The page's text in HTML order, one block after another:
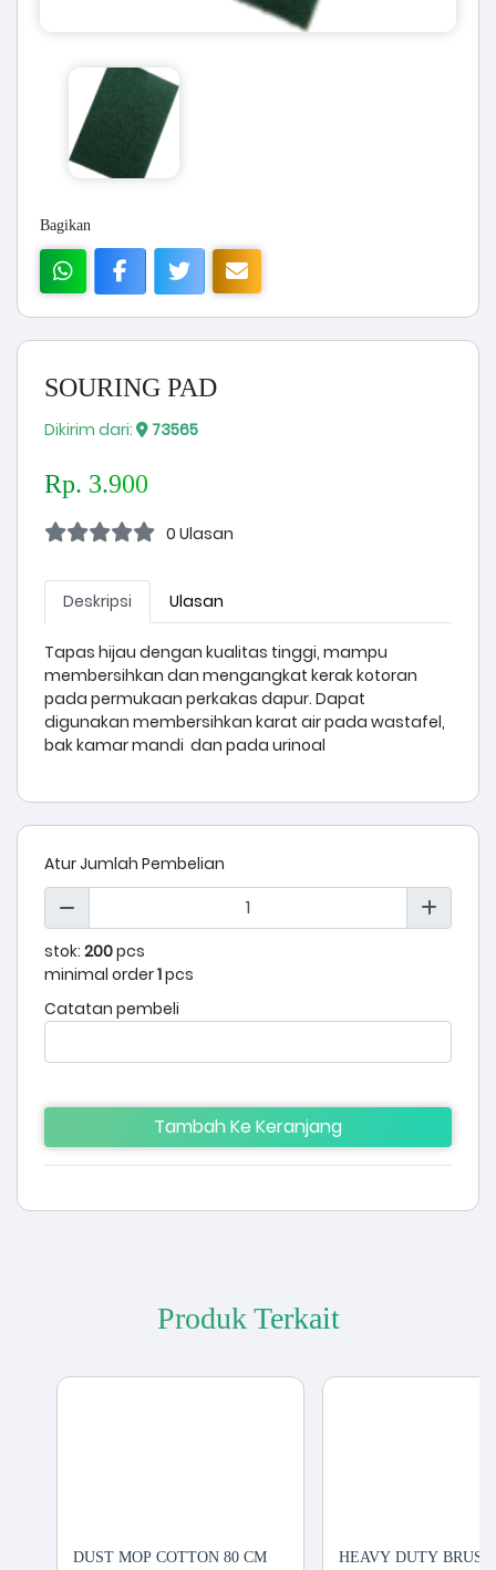
Bagikan
SOURING PAD
Dikirim dari: 73565
Rp. 3.900
0 Ulasan
Deskripsi Ulasan
Tapas hijau dengan kualitas tinggi, mampu
membersihkan dan mengangkat kerak kotoran
pada permukaan perkakas dapur. Dapat
digunakan membersihkan karat air pada wastafel,
bak kamar mandi dan pada urinoal
Atur Jumlah Pembelian
stok: 200pcs
minimal order1pcs
Catatan pembeli
Tambah Ke Keranjang
Produk Terkait
DUST MOP COTTON 80 CM
HEAVY DUTY